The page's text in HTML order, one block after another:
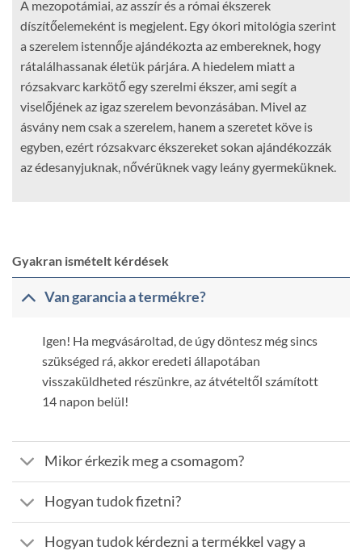
A mezopotámiai, az asszír és a római ékszerek
díszítőelemeként is megjelent. Egy ókori mitológia szerint
a szerelem istennője ajándékozta az embereknek, hogy
rátalálhassanak életük párjára. A hiedelem miatt a
rózsakvarc karkötő egy szerelmi ékszer, ami segít a
viselőjének az igaz szerelem bevonzásában. Mivel az
ásvány nem csak a szerelem, hanem a szeretet köve is
egyben, ezért rózsakvarc ékszereket sokan ajándékozzák
az édesanyjuknak, nővérüknek vagy leány gyermeküknek.
Gyakran ismételt kérdések
Van garancia a termékre?
Igen! Ha megvásároltad, de úgy döntesz még sincs
szükséged rá, akkor eredeti állapotában
visszaküldheted részünkre, az átvételtől számított
14 napon belül!
Mikor érkezik meg a csomagom?
Hogyan tudok fizetni?
Hogyan tudok kérdezni a termékkel vagy a